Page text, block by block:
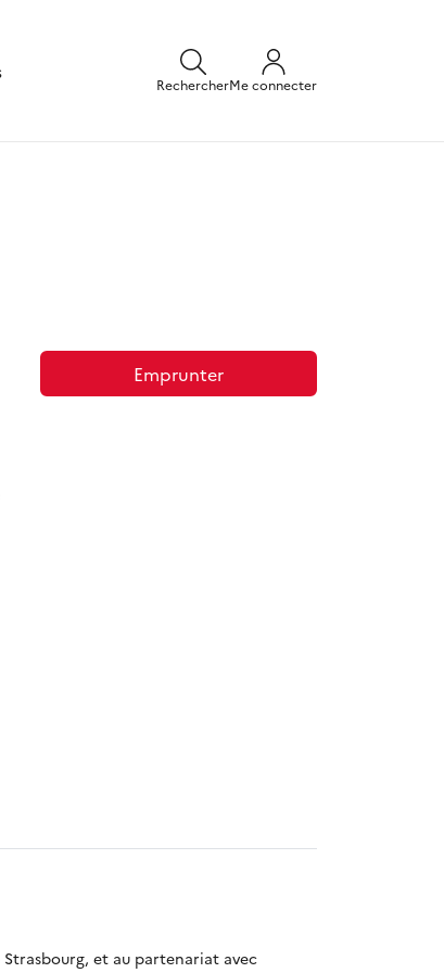
RechercherMe connecter
Emprunter
et au partenariat avec